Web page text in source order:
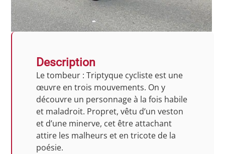
Description
Le tombeur : Triptyque cycliste est une
œuvre en trois mouvements. On y
découvre un personnage à la fois habile
et maladroit. Propret, vêtu d’un veston
et d’une minerve, cet être attachant
attire les malheurs et en tricote de la
poésie.